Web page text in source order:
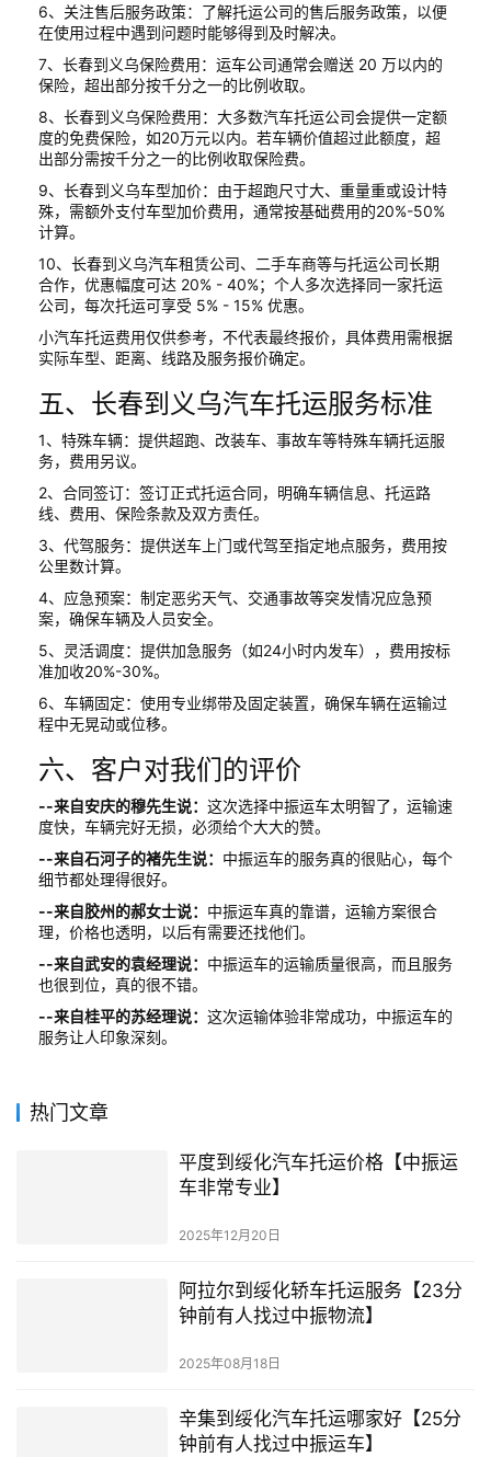
6、关注售后服务政策：了解托运公司的售后服务政策，以便
在使用过程中遇到问题时能够得到及时解决。
7、长春到义乌保险费用：运车公司通常会赠送 20 万以内的
保险，超出部分按千分之一的比例收取。
8、长春到义乌保险费用：大多数汽车托运公司会提供一定额
度的免费保险，如20万元以内。若车辆价值超过此额度，超
出部分需按千分之一的比例收取保险费。
9、长春到义乌车型加价：由于超跑尺寸大、重量重或设计特
殊，需额外支付车型加价费用，通常按基础费用的20%-50%
计算。
10、长春到义乌汽车租赁公司、二手车商等与托运公司长期
合作，优惠幅度可达 20% - 40%；个人多次选择同一家托运
公司，每次托运可享受 5% - 15% 优惠。
小汽车托运费用仅供参考，不代表最终报价，具体费用需根据
实际车型、距离、线路及服务报价确定。
五、长春到义乌汽车托运服务标准
1、特殊车辆：提供超跑、改装车、事故车等特殊车辆托运服
务，费用另议。
2、合同签订：签订正式托运合同，明确车辆信息、托运路
线、费用、保险条款及双方责任。
3、代驾服务：提供送车上门或代驾至指定地点服务，费用按
公里数计算。
4、应急预案：制定恶劣天气、交通事故等突发情况应急预
案，确保车辆及人员安全。
5、灵活调度：提供加急服务（如24小时内发车），费用按标
准加收20%-30%。
6、车辆固定：使用专业绑带及固定装置，确保车辆在运输过
程中无晃动或位移。
六、客户对我们的评价
--来自安庆的穆先生说： 这次选择中振运车太明智了，运输速
度快，车辆完好无损，必须给个大大的赞。
--来自石河子的褚先生说： 中振运车的服务真的很贴心，每个
细节都处理得很好。
--来自胶州的郝女士说： 中振运车真的靠谱，运输方案很合
理，价格也透明，以后有需要还找他们。
--来自武安的袁经理说： 中振运车的运输质量很高，而且服务
也很到位，真的很不错。
--来自桂平的苏经理说： 这次运输体验非常成功，中振运车的
服务让人印象深刻。
热门文章
平度到绥化汽车托运价格【中振运
车非常专业】
2025年12月20日
阿拉尔到绥化轿车托运服务【23分
钟前有人找过中振物流】
2025年08月18日
辛集到绥化汽车托运哪家好【25分
钟前有人找过中振运车】